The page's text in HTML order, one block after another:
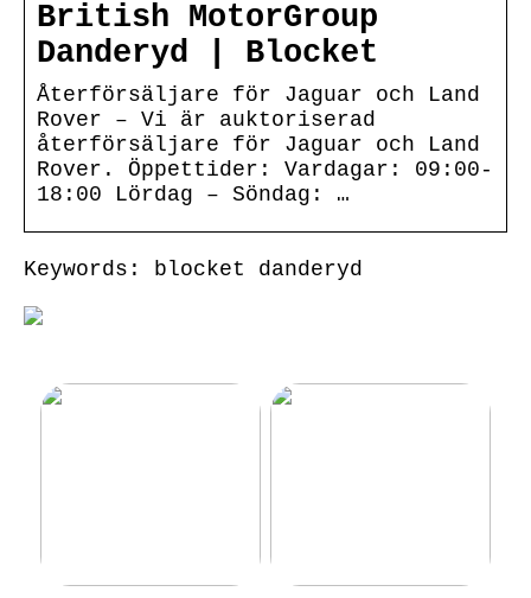
British MotorGroup
Danderyd | Blocket
Återförsäljare för Jaguar och Land
Rover – Vi är auktoriserad
återförsäljare för Jaguar och Land
Rover. Öppettider: Vardagar: 09:00-
18:00 Lördag – Söndag: …
Keywords: blocket danderyd